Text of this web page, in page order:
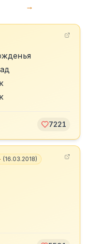
→
7221
(16.03.2018)